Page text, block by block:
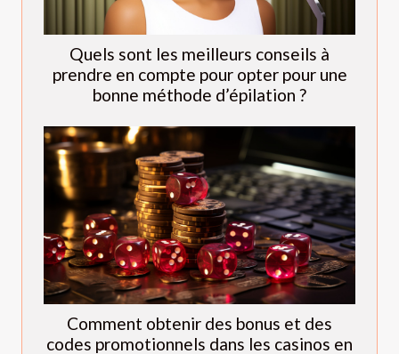
Quels sont les meilleurs conseils à
prendre en compte pour opter pour une
bonne méthode d’épilation ?
Comment obtenir des bonus et des
codes promotionnels dans les casinos en